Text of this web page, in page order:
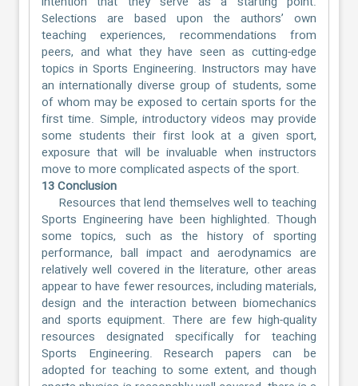
Selections are based upon the authors’ own
teaching experiences, recommendations from
peers, and what they have seen as cutting-edge
topics in Sports Engineering. Instructors may have
an internationally diverse group of students, some
of whom may be exposed to certain sports for the
first time. Simple, introductory videos may provide
some students their first look at a given sport,
exposure that will be invaluable when instructors
move to more complicated aspects of the sport.
13 Conclusion
Resources that lend themselves well to teaching
Sports Engineering have been highlighted. Though
some topics, such as the history of sporting
performance, ball impact and aerodynamics are
relatively well covered in the literature, other areas
appear to have fewer resources, including materials,
design and the interaction between biomechanics
and sports equipment. There are few high-quality
resources designated specifically for teaching
Sports Engineering. Research papers can be
adopted for teaching to some extent, and though